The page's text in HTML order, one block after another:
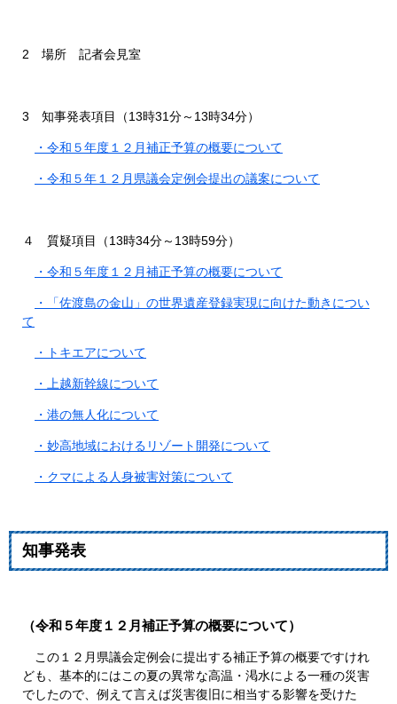
2 場所 記者会見室
3 知事発表項目（13時31分～13時34分）
・令和５年度１２月補正予算の概要について
・令和５年１２月県議会定例会提出の議案について
４ 質疑項目（13時34分～13時59分）
・令和５年度１２月補正予算の概要について
・「佐渡島の金山」の世界遺産登録実現に向けた動きについ
て
・トキエアについて
・上越新幹線について
・港の無人化について
・妙高地域におけるリゾート開発について
・クマによる人身被害対策について​​​
知事発表
（令和５年度１２月補正予算の概要について）
この１２月県議会定例会に提出する補正予算の概要ですけれ
ども、基本的にはこの夏の異常な高温・渇水による一種の災害
でしたので、例えて言えば災害復旧に相当する影響を受けた